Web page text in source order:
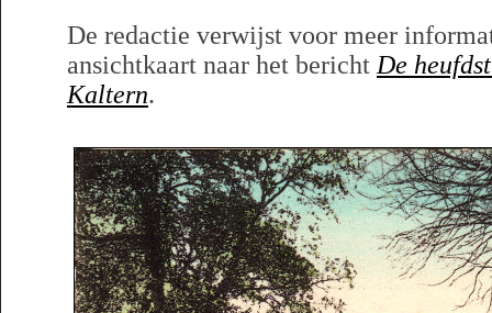
De redactie verwijst voor meer
ansichtkaart naar het bericht De
Kaltern.